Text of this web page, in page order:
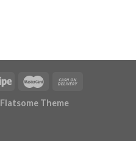
Flatsome Theme